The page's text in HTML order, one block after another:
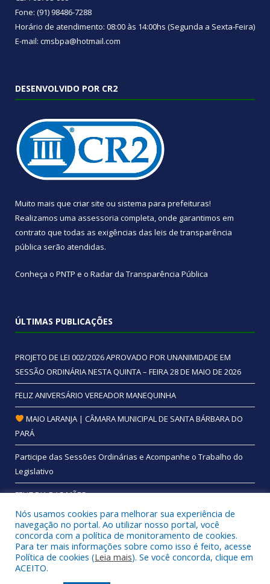
Fone: (91) 98486-7288
Horário de atendimento: 08:00 às 14:00hs (Segunda a Sexta-Feira)
E-mail: cmsbpa@hotmail.com
DESENVOLVIDO POR CR2
Muito mais que criar site ou sistema para prefeituras!
Realizamos uma assessoria completa, onde garantimos em
contrato que todas as exigências das leis de transparência
pública serão atendidas.
Conheça o PNTP e o Radar da Transparência Pública
ÚLTIMAS PUBLICAÇÕES
PROJETO DE LEI 002/2026 APROVADO POR UNANIMIDADE EM
SESSÃO ORDINÁRIA NESTA QUINTA – FEIRA 28 DE MAIO DE 2026
FELIZ ANIVERSÁRIO VEREADOR MANEQUINHA
MAIO LARANJA | CÂMARA MUNICIPAL DE SANTA BÁRBARA DO
PARÁ
Participe das Sessões Ordinárias e Acompanhe o Trabalho do
Legislativo
FELIZ DIA DAS MÃES
Todos os direitos reservados a Câmara Municipal de Santa
Bárbara do Pará.
Nós usamos cookies para melhorar sua experiência de
navegação no portal. Ao utilizar nosso portal, você
concorda com a política de monitoramento de cookies.
Para ter mais informações sobre como isso é feito, acesse
Política de cookies (Leia mais). Se você concorda, clique em
ACEITO.